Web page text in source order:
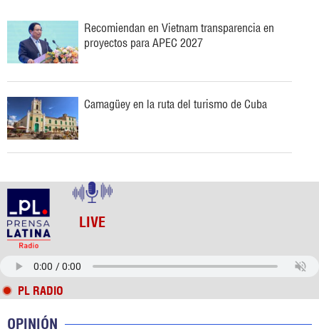
Recomiendan en Vietnam transparencia en
proyectos para APEC 2027
Camagüey en la ruta del turismo de Cuba
LIVE
PL RADIO
OPINIÓN